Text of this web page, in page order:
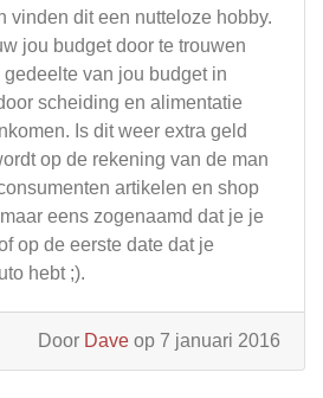
vinden dit een nutteloze hobby.
jou budget door te trouwen
van jou budget in
scheiding en alimentatie
Is dit weer extra geld
op de rekening van de man
artikelen en shop
eens zogenaamd dat je je
op de eerste date dat je
hebt ;).
Door Dave op 7 januari 2016